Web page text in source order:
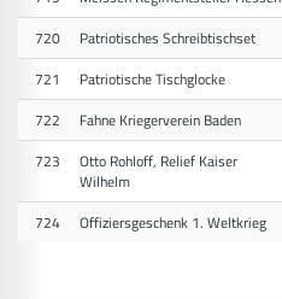
720
Patriotisches Schreibtischset
721
Patriotische Tischglocke
722
Fahne Kriegerverein Baden
723
Otto Rohloff, Relief Kaiser
Wilhelm
724 Offiziersgeschenk 1. Weltkrieg